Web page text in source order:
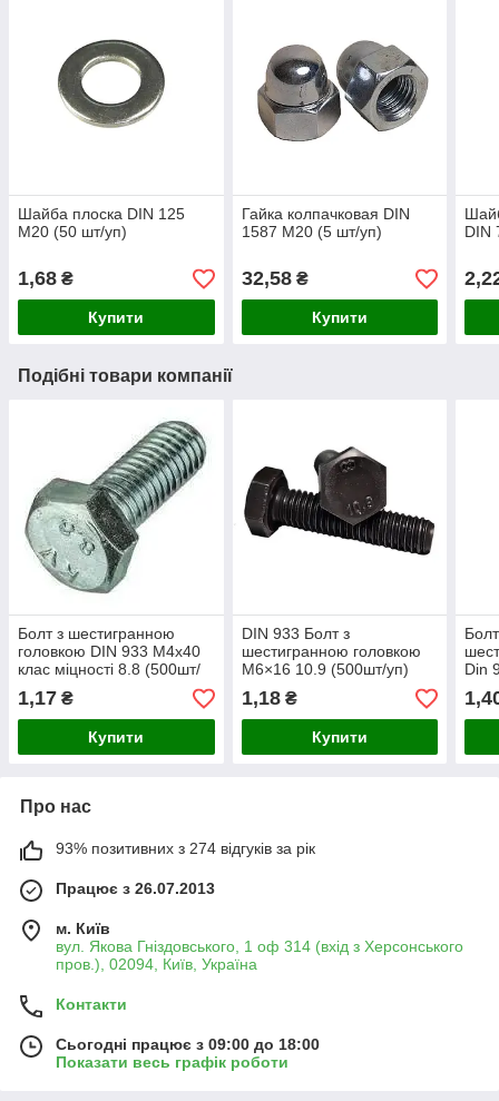
Шайба плоска DIN 125
М20 (50 шт/уп)
1,68 ₴
Купити
Гайка колпачковая DIN
1587 М20 (5 шт/уп)
32,58₴
Купити
DIN
Подібні товари компанії
Болт з шестигранною
головкою DIN 933 М4х40
клас міцності 8.8 (500шт/
1,17 ₴
Купити
DIN 933 Болт з
шестигранною головкою
М6×16 10.9 (500шт/уп)
1,18₴
Купити
Din
Про нас
93% позитивних з 274 відгуків за рік
Працює з 26.07.2013
м. Київ
вул. Якова Гніздовського, 1 оф 314 (вхід з Херсонського
пров.), 02094, Київ, Україна
Контакти
Сьогодні працює з 09:00 до 18:00
Показати весь графік роботи